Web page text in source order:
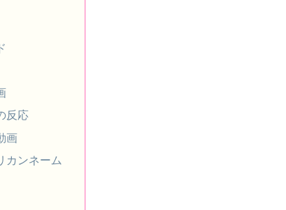
反応
画
カンネーム